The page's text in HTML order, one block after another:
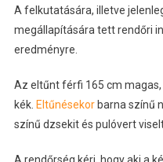
A felkutatására, illetve
megállapítására tett rendőri
eredményre.
Az eltűnt férfi 165 cm
kék. Eltűnésekorbarna színű
színű dzsekit és pulóvert
A rendőrség kéri, hogy aki a